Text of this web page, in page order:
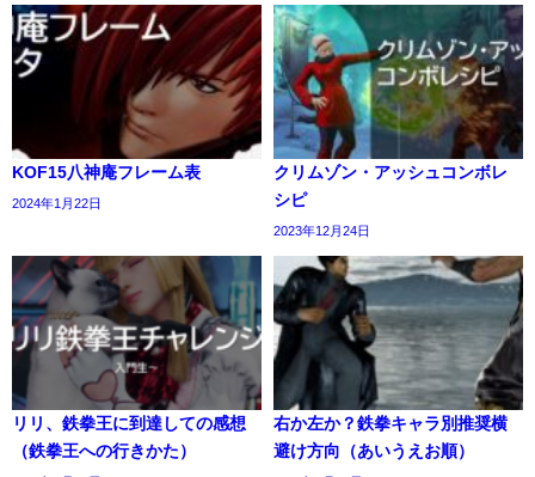
KOF15八神庵フレーム表
2024年1月22日
クリムゾン・アッシュコンボレ
シピ
2023年12月24日
リリ、鉄拳王に到達しての感想
（鉄拳王への行きかた）
右か左か？鉄拳キャラ別推奨横
避け方向（あいうえお順）